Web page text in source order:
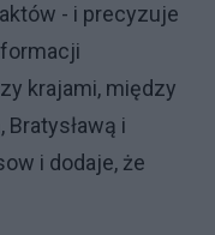
- i precyzuje
krajami, między
Bratysławą i
i dodaje, że